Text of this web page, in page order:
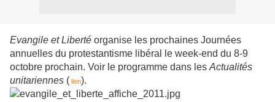
Evangile et Liberté organise les prochaines Journées
annuelles du protestantisme libéral le week-end du 8-9
octobre prochain. Voir le programme dans les Actualités
unitariennes ( lien).